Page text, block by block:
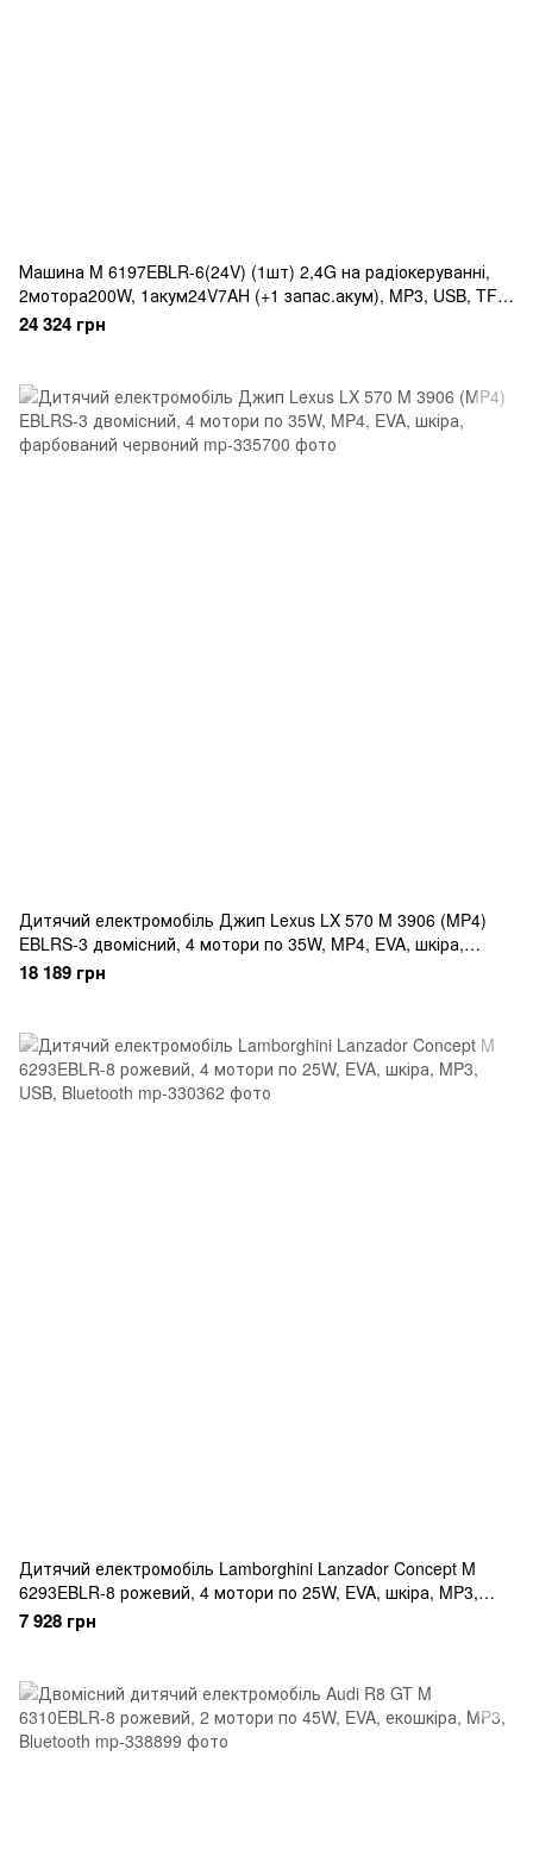
Машина M 6197EBLR-6(24V) (1шт) 2,4G на радіокеруванні,
2мотора200W, 1акум24V7AH (+1 запас.акум), MP3, USB, TF,
EVA, BLUETOOTH, музика, світло, шкіра, жовтий
24 324 грн
Дитячий електромобіль Джип Lexus LX 570 M 3906 (MP4)
EBLRS-3 двомісний, 4 мотори по 35W, MP4, EVA, шкіра,
фарбований червоний
18 189 грн
Дитячий електромобіль Lamborghini Lanzador Concept M
6293EBLR-8 рожевий, 4 мотори по 25W, EVA, шкіра, MP3,
USB, Bluetooth
7 928 грн